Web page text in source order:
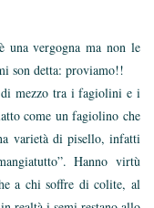
una vergogna ma non le
son detta: proviamo!!
di mezzo tra i fagiolini e i
come un fagiolino che
varietà di pisello, infatti
Hanno virtù
a chi soffre di colite, al